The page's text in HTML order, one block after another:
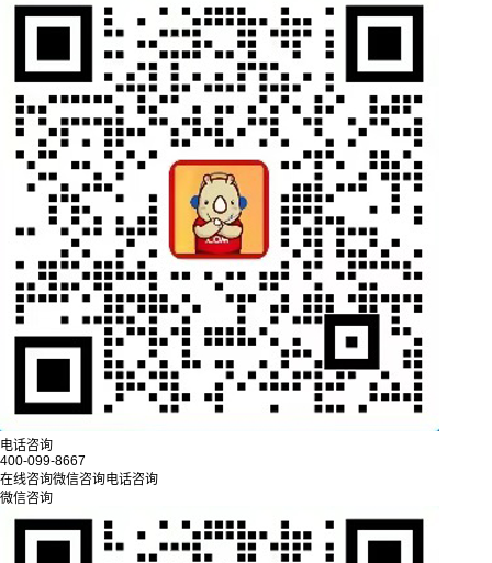
电话咨询
400-099-8667
在线咨询微信咨询电话咨询
微信咨询